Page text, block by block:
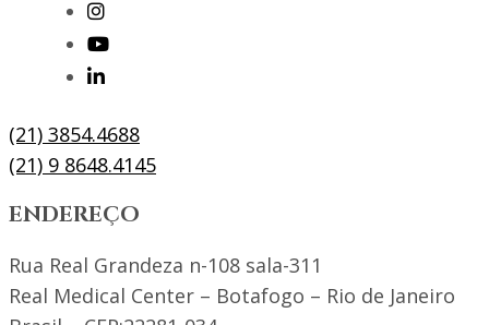
(21) 3854.4688
(21) 9 8648.4145
ENDEREÇO
Rua Real Grandeza n-108 sala-311
Real Medical Center – Botafogo – Rio de Janeiro